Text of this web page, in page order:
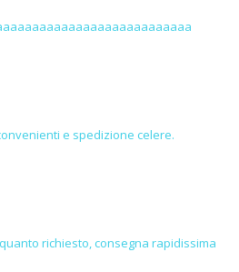
e spedizione celere.
richiesto, consegna rapidissima